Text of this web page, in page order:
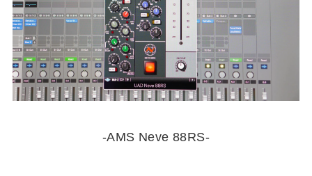
-AMS Neve 88RS-